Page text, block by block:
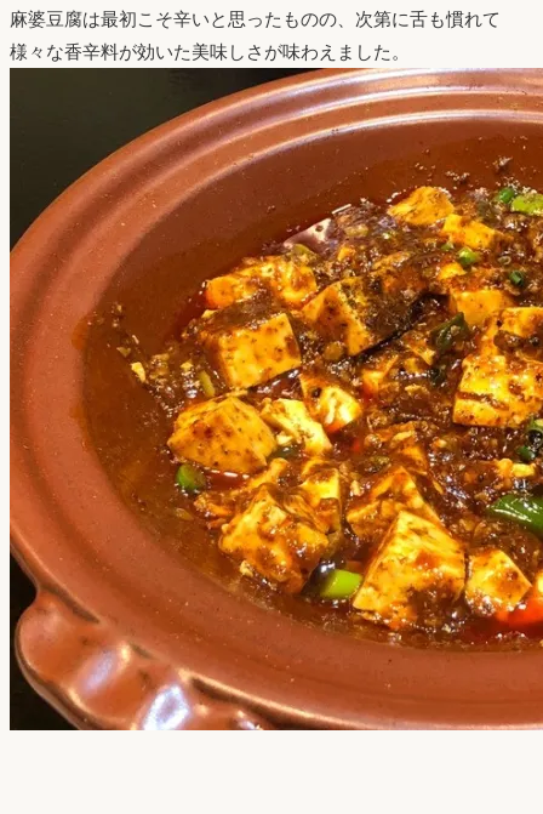
麻婆豆腐は最初こそ辛いと思ったものの、次第に舌も慣れて
様々な香辛料が効いた美味しさが味わえました。